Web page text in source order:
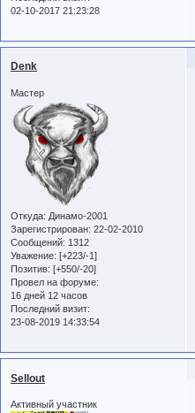
02-10-2017 21:23:28
Denk
Мастер
Откуда: Динамо-2001
Зарегистрирован: 22-02-2010
Сообщений: 1312
Уважение: [+223/-1]
Позитив: [+550/-20]
Провел на форуме:
16 дней 12 часов
Последний визит:
23-08-2019 14:33:54
Sellout
Активный участник